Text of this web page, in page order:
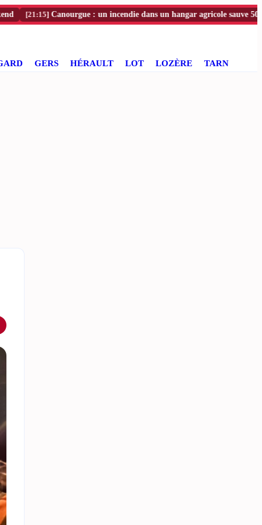
Canourgue : un incendie dans un hangar agricole sauve 500
GERS HÉRAULT LOT LOZÈRE TARN